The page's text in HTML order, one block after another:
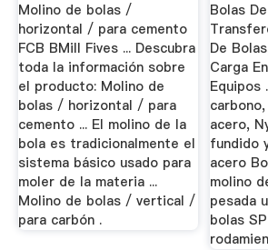
Molino de bolas /
horizontal / para cemento
FCB BMill Fives ... Descubra
toda la información sobre
el producto: Molino de
bolas / horizontal / para
cemento ... El molino de la
bola es tradicionalmente el
sistema básico usado para
moler de la materia ...
Molino de bolas / vertical /
para carbón .
Bolas De
De
Carga
Equipos
acero,
fundido
acero
molino
pesada
bolas